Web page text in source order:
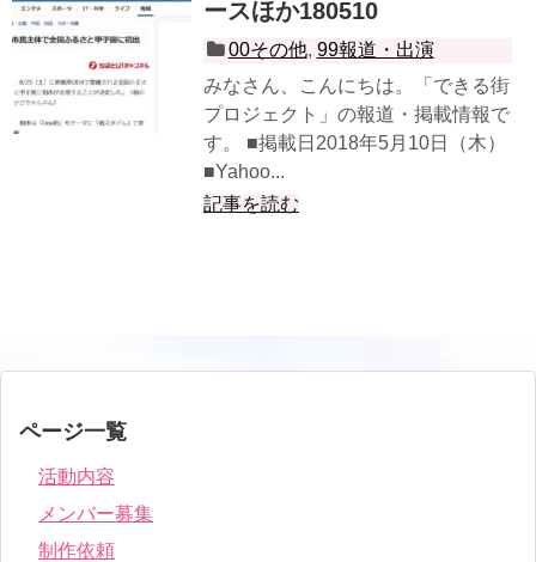
ースほか180510
00その他, 99報道・出演
みなさん、こんにちは。「できる街
プロジェクト」の報道・掲載情報で
す。 ■掲載日2018年5月10日（木）
■Yahoo...
記事を読む
ページ一覧
活動内容
メンバー募集
制作依頼